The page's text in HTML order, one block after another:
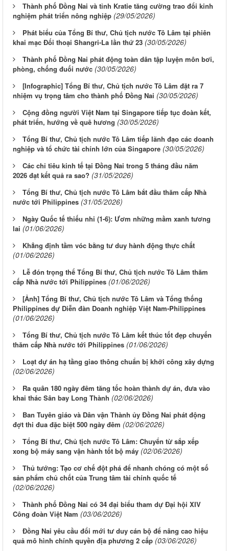
Thành phố Đồng Nai và tỉnh Kratie tăng cường trao đổi kinh
nghiệm phát triển nông nghiệp (29/05/2026)
Phát biểu của Tổng Bí thư, Chủ tịch nước Tô Lâm tại phiên
khai mạc Đối thoại Shangri-La lần thứ 23 (30/05/2026)
Thành phố Đồng Nai phát động toàn dân tập luyện môn bơi,
phòng, chống đuối nước (30/05/2026)
[Infographic] Tổng Bí thư, Chủ tịch nước Tô Lâm đặt ra 7
nhiệm vụ trọng tâm cho thành phố Đồng Nai (30/05/2026)
Cộng đồng người Việt Nam tại Singapore tiếp tục đoàn kết,
phát triển, hướng về quê hương (30/05/2026)
Tổng Bí thư, Chủ tịch nước Tô Lâm tiếp lãnh đạo các doanh
nghiệp và tổ chức tài chính lớn của Singapore (30/05/2026)
Các chỉ tiêu kinh tế tại Đồng Nai trong 5 tháng đầu năm
2026 đạt kết quả ra sao? (31/05/2026)
Tổng Bí thư, Chủ tịch nước Tô Lâm bắt đầu thăm cấp Nhà
nước tới Philippines (31/05/2026)
Ngày Quốc tế thiếu nhi (1-6): Ươm những mầm xanh tương
lai (01/06/2026)
Khẳng định tầm vóc bằng tư duy hành động thực chất
(01/06/2026)
Lễ đón trọng thể Tổng Bí thư, Chủ tịch nước Tô Lâm thăm
cấp Nhà nước tới Philippines (01/06/2026)
[Ảnh] Tổng Bí thư, Chủ tịch nước Tô Lâm và Tổng thống
Philippines dự Diễn đàn Doanh nghiệp Việt Nam-Philippines
(01/06/2026)
Tổng Bí thư, Chủ tịch nước Tô Lâm kết thúc tốt đẹp chuyến
thăm cấp Nhà nước tới Philippines (01/06/2026)
Loạt dự án hạ tầng giao thông chuẩn bị khởi công xây dựng
(02/06/2026)
Ra quân 180 ngày đêm tăng tốc hoàn thành dự án, đưa vào
khai thác Sân bay Long Thành (02/06/2026)
Ban Tuyên giáo và Dân vận Thành ủy Đồng Nai phát động
đợt thi đua đặc biệt 500 ngày đêm (02/06/2026)
Tổng Bí thư, Chủ tịch nước Tô Lâm: Chuyển từ sắp xếp
xong bộ máy sang vận hành tốt bộ máy (02/06/2026)
Thủ tướng: Tạo cơ chế đột phá để nhanh chóng có một số
sản phẩm chủ chốt của Trung tâm tài chính quốc tế
(02/06/2026)
Thành phố Đồng Nai có 34 đại biểu tham dự Đại hội XIV
Công đoàn Việt Nam (03/06/2026)
Đồng Nai yêu cầu đổi mới tư duy cán bộ để nâng cao hiệu
quả mô hình chính quyền địa phương 2 cấp (03/06/2026)